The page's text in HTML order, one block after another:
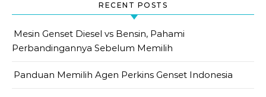
RECENT POSTS
Mesin Genset Diesel vs Bensin, Pahami
Perbandingannya Sebelum Memilih
Panduan Memilih Agen Perkins Genset Indonesia